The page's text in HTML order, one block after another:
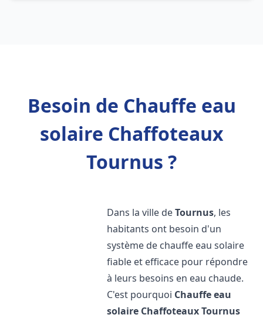
Besoin de Chauffe eau
solaire Chaffoteaux
Tournus ?
Dans la ville deTournus, les
habitants ont besoin d'un
système de chauffe eau solaire
fiable et efficace pour répondre
à leurs besoins en eau chaude.
C'est pourquoi Chauffe eau
solaire ChaffoteauxTournus